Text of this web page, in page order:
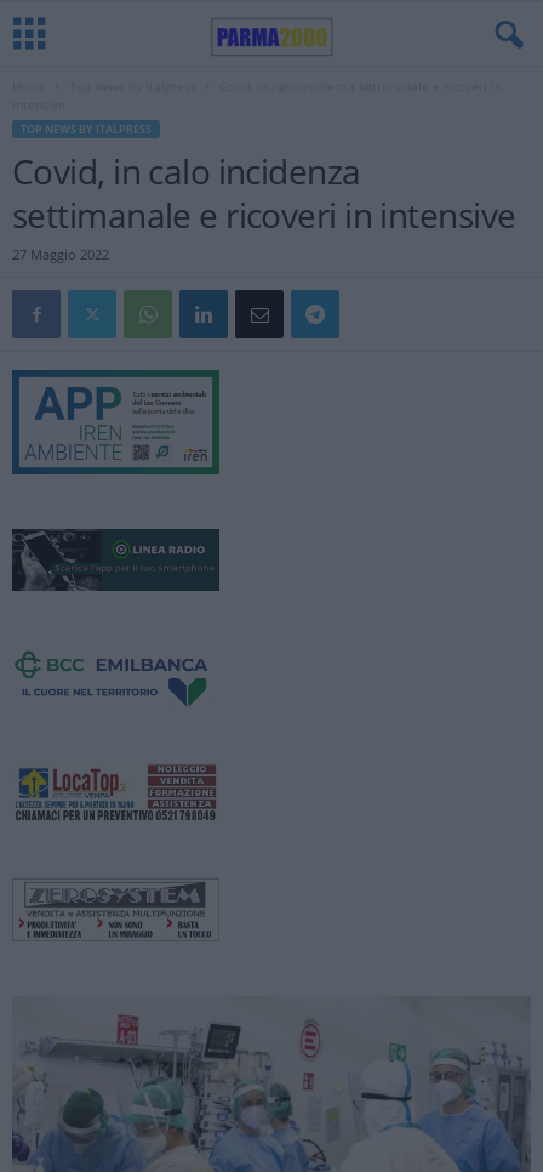
TOP NEWS BY ITALPRESS
Covid, in calo incidenza
settimanale e ricoveri in intensive
27 Maggio 2022